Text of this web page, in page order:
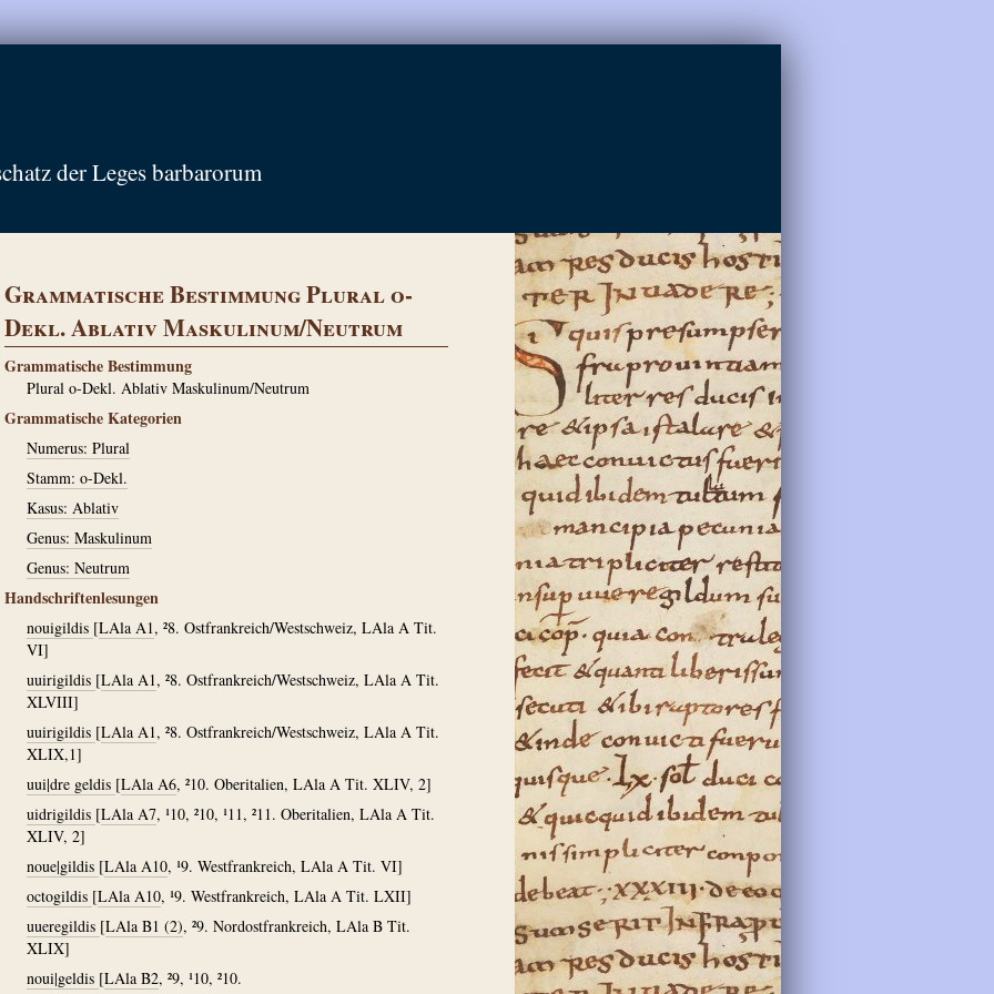
der Leges barbarorum
Grammatische Bestimmung Plural o-
Dekl. Ablativ Maskulinum/Neutrum
Grammatische Bestimmung
Plural o-Dekl. Ablativ Maskulinum/Neutrum
Grammatische Kategorien
Numerus: Plural
Stamm: o-Dekl.
Kasus: Ablativ
Genus: Maskulinum
Genus: Neutrum
Handschriftenlesungen
nouigildis [LAla A1, ²8. Ostfrankreich/Westschweiz, LAla A Tit.
VI]
uuirigildis [LAla A1, ²8. Ostfrankreich/Westschweiz, LAla A Tit.
XLVIII]
uuirigildis [LAla A1, ²8. Ostfrankreich/Westschweiz, LAla A Tit.
XLIX,1]
uui|dre geldis [LAla A6, ²10. Oberitalien, LAla A Tit. XLIV, 2]
uidrigildis [LAla A7, ¹10, ²10, ¹11, ²11. Oberitalien, LAla A Tit.
XLIV, 2]
noue|gildis [LAla A10, ¹9. Westfrankreich, LAla A Tit. VI]
octogildis [LAla A10, ¹9. Westfrankreich, LAla A Tit. LXII]
uueregildis [LAla B1 (2), ²9. Nordostfrankreich, LAla B Tit.
XLIX]
noui|geldis [LAla B2, ²9, ¹10, ²10.